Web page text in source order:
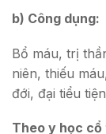
b) Công dụng:
Bổ máu, trị
niên, thiếu
đới, đại tiểu
Theo y học